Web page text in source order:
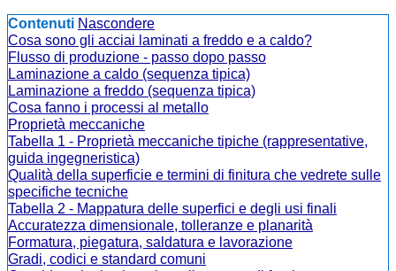
Contenuti Nascondere
Cosa sono gli acciai laminati a freddo e a caldo?
Flusso di produzione - passo dopo passo
Laminazione a caldo (sequenza tipica)
Laminazione a freddo (sequenza tipica)
Cosa fanno i processi al metallo
Proprietà meccaniche
Tabella 1 - Proprietà meccaniche tipiche (rappresentative,
guida ingegneristica)
Qualità della superficie e termini di finitura che vedrete sulle
specifiche tecniche
Tabella 2 - Mappatura delle superfici e degli usi finali
Accuratezza dimensionale, tolleranze e planarità
Formatura, piegatura, saldatura e lavorazione
Gradi, codici e standard comuni